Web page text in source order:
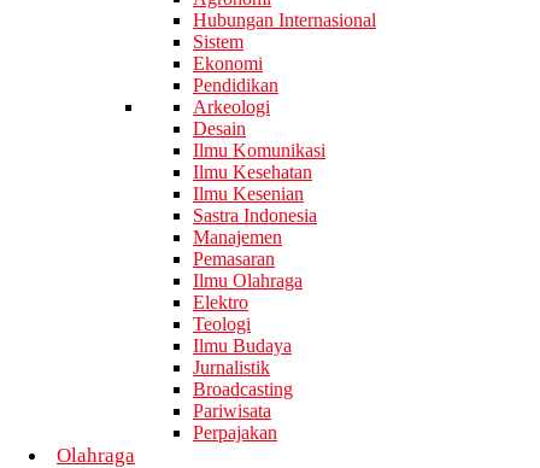
Hubungan Internasional
Sistem
Ekonomi
Pendidikan
Arkeologi
Desain
Ilmu Komunikasi
Ilmu Kesehatan
Ilmu Kesenian
Sastra Indonesia
Manajemen
Pemasaran
Ilmu Olahraga
Elektro
Teologi
Ilmu Budaya
Jurnalistik
Broadcasting
Pariwisata
Perpajakan
Olahraga